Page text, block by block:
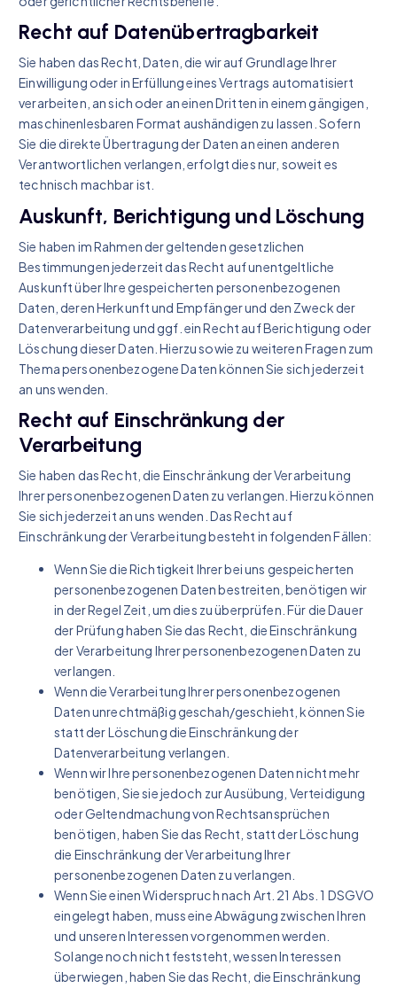
Recht auf Daten­übertrag­barkeit
Sie haben das Recht, Daten, die wir auf Grundlage Ihrer
Einwilligung oder in Erfüllung eines Vertrags automatisiert
verarbeiten, an sich oder an einen Dritten in einem gängigen,
maschinenlesbaren Format aushändigen zu lassen. Sofern
Sie die direkte Übertragung der Daten an einen anderen
Verantwortlichen verlangen, erfolgt dies nur, soweit es
technisch machbar ist.
Auskunft, Berichtigung und Löschung
Sie haben im Rahmen der geltenden gesetzlichen
Bestimmungen jederzeit das Recht auf unentgeltliche
Auskunft über Ihre gespeicherten personenbezogenen
Daten, deren Herkunft und Empfänger und den Zweck der
Datenverarbeitung und ggf. ein Recht auf Berichtigung oder
Löschung dieser Daten. Hierzu sowie zu weiteren Fragen zum
Thema personenbezogene Daten können Sie sich jederzeit
an uns wenden.
Recht auf Einschränkung der
Verarbeitung
Sie haben das Recht, die Einschränkung der Verarbeitung
Ihrer personenbezogenen Daten zu verlangen. Hierzu können
Sie sich jederzeit an uns wenden. Das Recht auf
Einschränkung der Verarbeitung besteht in folgenden Fällen:
Wenn Sie die Richtigkeit Ihrer bei uns gespeicherten
personenbezogenen Daten bestreiten, benötigen wir
in der Regel Zeit, um dies zu überprüfen. Für die Dauer
der Prüfung haben Sie das Recht, die Einschränkung
der Verarbeitung Ihrer personenbezogenen Daten zu
verlangen.
Wenn die Verarbeitung Ihrer personenbezogenen
Daten unrechtmäßig geschah/geschieht, können Sie
statt der Löschung die Einschränkung der
Datenverarbeitung verlangen.
Wenn wir Ihre personenbezogenen Daten nicht mehr
benötigen, Sie sie jedoch zur Ausübung, Verteidigung
oder Geltendmachung von Rechtsansprüchen
benötigen, haben Sie das Recht, statt der Löschung
die Einschränkung der Verarbeitung Ihrer
personenbezogenen Daten zu verlangen.
Wenn Sie einen Widerspruch nach Art. 21 Abs. 1 DSGVO
eingelegt haben, muss eine Abwägung zwischen Ihren
und unseren Interessen vorgenommen werden.
Solange noch nicht feststeht, wessen Interessen
überwiegen, haben Sie das Recht, die Einschränkung